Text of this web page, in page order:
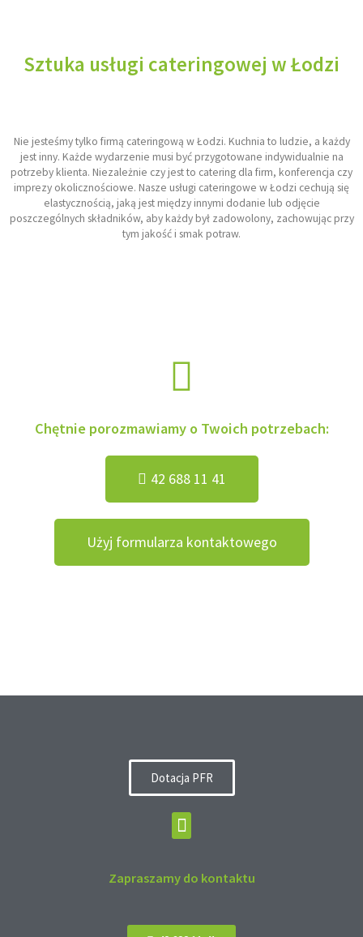
Sztuka usługi cateringowej w Łodzi
Nie jesteśmy tylko firmą cateringową w Łodzi. Kuchnia to ludzie, a każdy
jest inny. Każde wydarzenie musi być przygotowane indywidualnie na
potrzeby klienta. Niezależnie czy jest to catering dla firm, konferencja czy
imprezy okolicznościowe. Nasze usługi cateringowe w Łodzi cechują się
elastycznością, jaką jest między innymi dodanie lub odjęcie
poszczególnych składników, aby każdy był zadowolony, zachowując przy
tym jakość i smak potraw.
Chętnie porozmawiamy o Twoich potrzebach:
42 688 11 41
Użyj formularza kontaktowego
Dotacja PFR
Zapraszamy do kontaktu